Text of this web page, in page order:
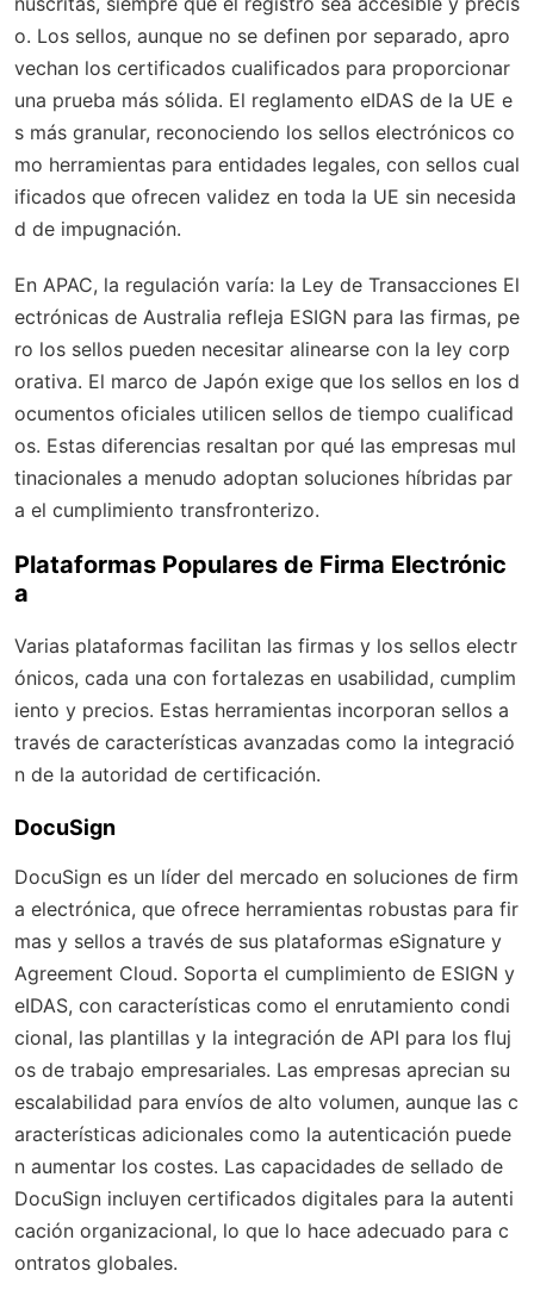
o. Los sellos, aunque no se definen por separado, apro
vechan los certificados cualificados para proporcionar
una prueba más sólida. El reglamento eIDAS de la UE e
s más granular, reconociendo los sellos electrónicos co
mo herramientas para entidades legales, con sellos cual
ificados que ofrecen validez en toda la UE sin necesida
d de impugnación.
En APAC, la regulación varía: la Ley de Transacciones El
ectrónicas de Australia refleja ESIGN para las firmas, pe
ro los sellos pueden necesitar alinearse con la ley corp
orativa. El marco de Japón exige que los sellos en los d
ocumentos oficiales utilicen sellos de tiempo cualificad
os. Estas diferencias resaltan por qué las empresas mul
tinacionales a menudo adoptan soluciones híbridas par
a el cumplimiento transfronterizo.
Plataformas Populares de Firma Electrónic
a
Varias plataformas facilitan las firmas y los sellos electr
ónicos, cada una con fortalezas en usabilidad, cumplim
iento y precios. Estas herramientas incorporan sellos a
través de características avanzadas como la integració
n de la autoridad de certificación.
DocuSign
DocuSign es un líder del mercado en soluciones de firm
a electrónica, que ofrece herramientas robustas para fir
mas y sellos a través de sus plataformas eSignature y
Agreement Cloud. Soporta el cumplimiento de ESIGN y
eIDAS, con características como el enrutamiento condi
cional, las plantillas y la integración de API para los fluj
os de trabajo empresariales. Las empresas aprecian su
escalabilidad para envíos de alto volumen, aunque las c
aracterísticas adicionales como la autenticación puede
n aumentar los costes. Las capacidades de sellado de
DocuSign incluyen certificados digitales para la autenti
cación organizacional, lo que lo hace adecuado para c
ontratos globales.